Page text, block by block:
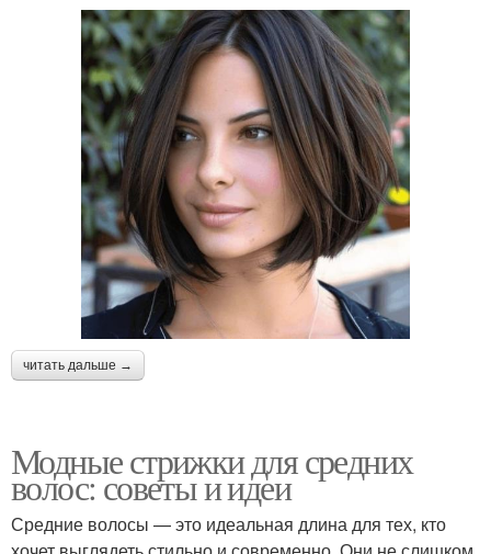
читать дальше →
Модные стрижки для средних
волос: советы и идеи
Средние волосы — это идеальная длина для тех, кто